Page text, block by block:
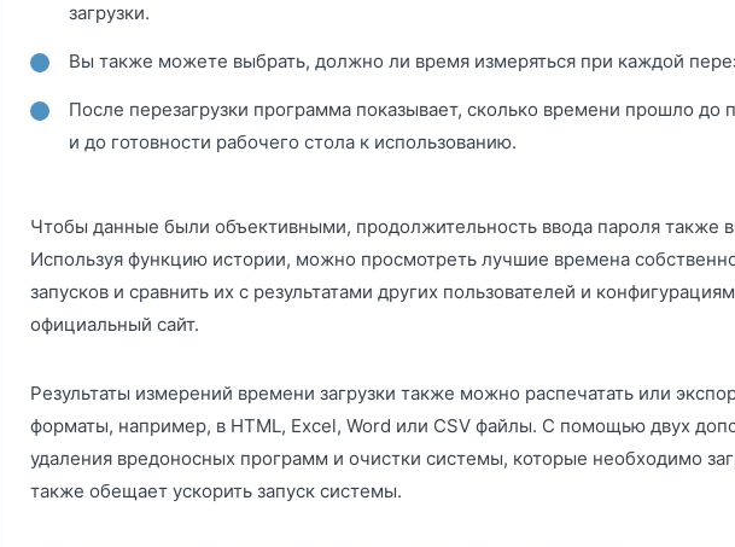
загрузки.
Вы также можете выбрать, должно ли время измеряться при каждой
После перезагрузки программа показывает, сколько времени прошло до
и до готовности рабочего стола к использованию.
Чтобы данные были объективными, продолжительность ввода пароля также
Используя функцию истории, можно просмотреть лучшие времена
запусков и сравнить их с результатами других пользователей и
официальный сайт.
Результаты измерений времени загрузки также можно распечатать или
форматы, например, в HTML, Excel, Word или CSV файлы. С помощью двух
удаления вредоносных программ и очистки системы, которые необходимо
также обещает ускорить запуск системы.